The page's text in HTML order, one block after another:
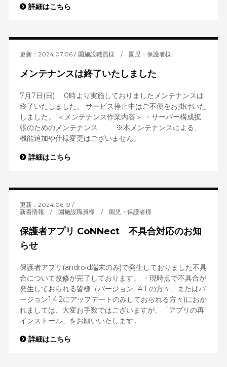
詳細はこちら
更新：2024.07.06 園施設職員様 / 園児・保護者様
メンテナンスは終了いたしました
7月7日(日) 0時より実施しておりましたメンテナンスは
終了いたしました。 サービス停止中はご不便をお掛けいた
しました。 ＜メンテナンス作業内容＞ ・サーバー構成拡
張のためのメンテナンス ※本メンテナンスによる、
機能追加や仕様変更はございません。
詳細はこちら
更新：2024.06.19
新着情報 / 園施設職員様 / 園児・保護者様
保護者アプリ CoNNect 不具合対応のお知
らせ
保護者アプリ(android端末のみ)で発生しておりました不具
合について改修が完了しております。 ・現時点で不具合が
発生しておられる皆様（バージョン1.4.1 の方々、またはバ
ージョン1.4.2にアップデートのみしておられる方々)におか
れましては、大変お手数ではございますが、「アプリの再
インストール」をお願いいたします...
詳細はこちら